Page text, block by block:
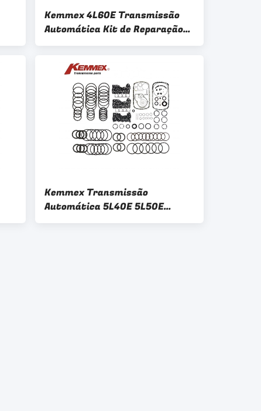
Kemmex 4L60E Transmissão
Automática Kit de Reparação
para GM Chevrolet GMC
Kemmex Transmissão
Automática 5L40E 5L50E
Master Repair Kit para BMW